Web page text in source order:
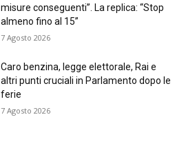
misure conseguenti”. La replica: “Stop
almeno fino al 15”
7 Agosto 2026
Caro benzina, legge elettorale, Rai e
altri punti cruciali in Parlamento dopo le
ferie
7 Agosto 2026